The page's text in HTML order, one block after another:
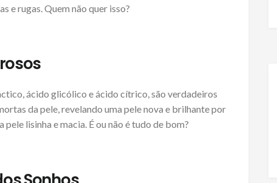
e rugas. Quem não quer isso?
ácido glicólico e ácido cítrico, são verdadeiros
da pele, revelando uma pele nova e brilhante por
lisinha e macia. É ou não é tudo de bom?